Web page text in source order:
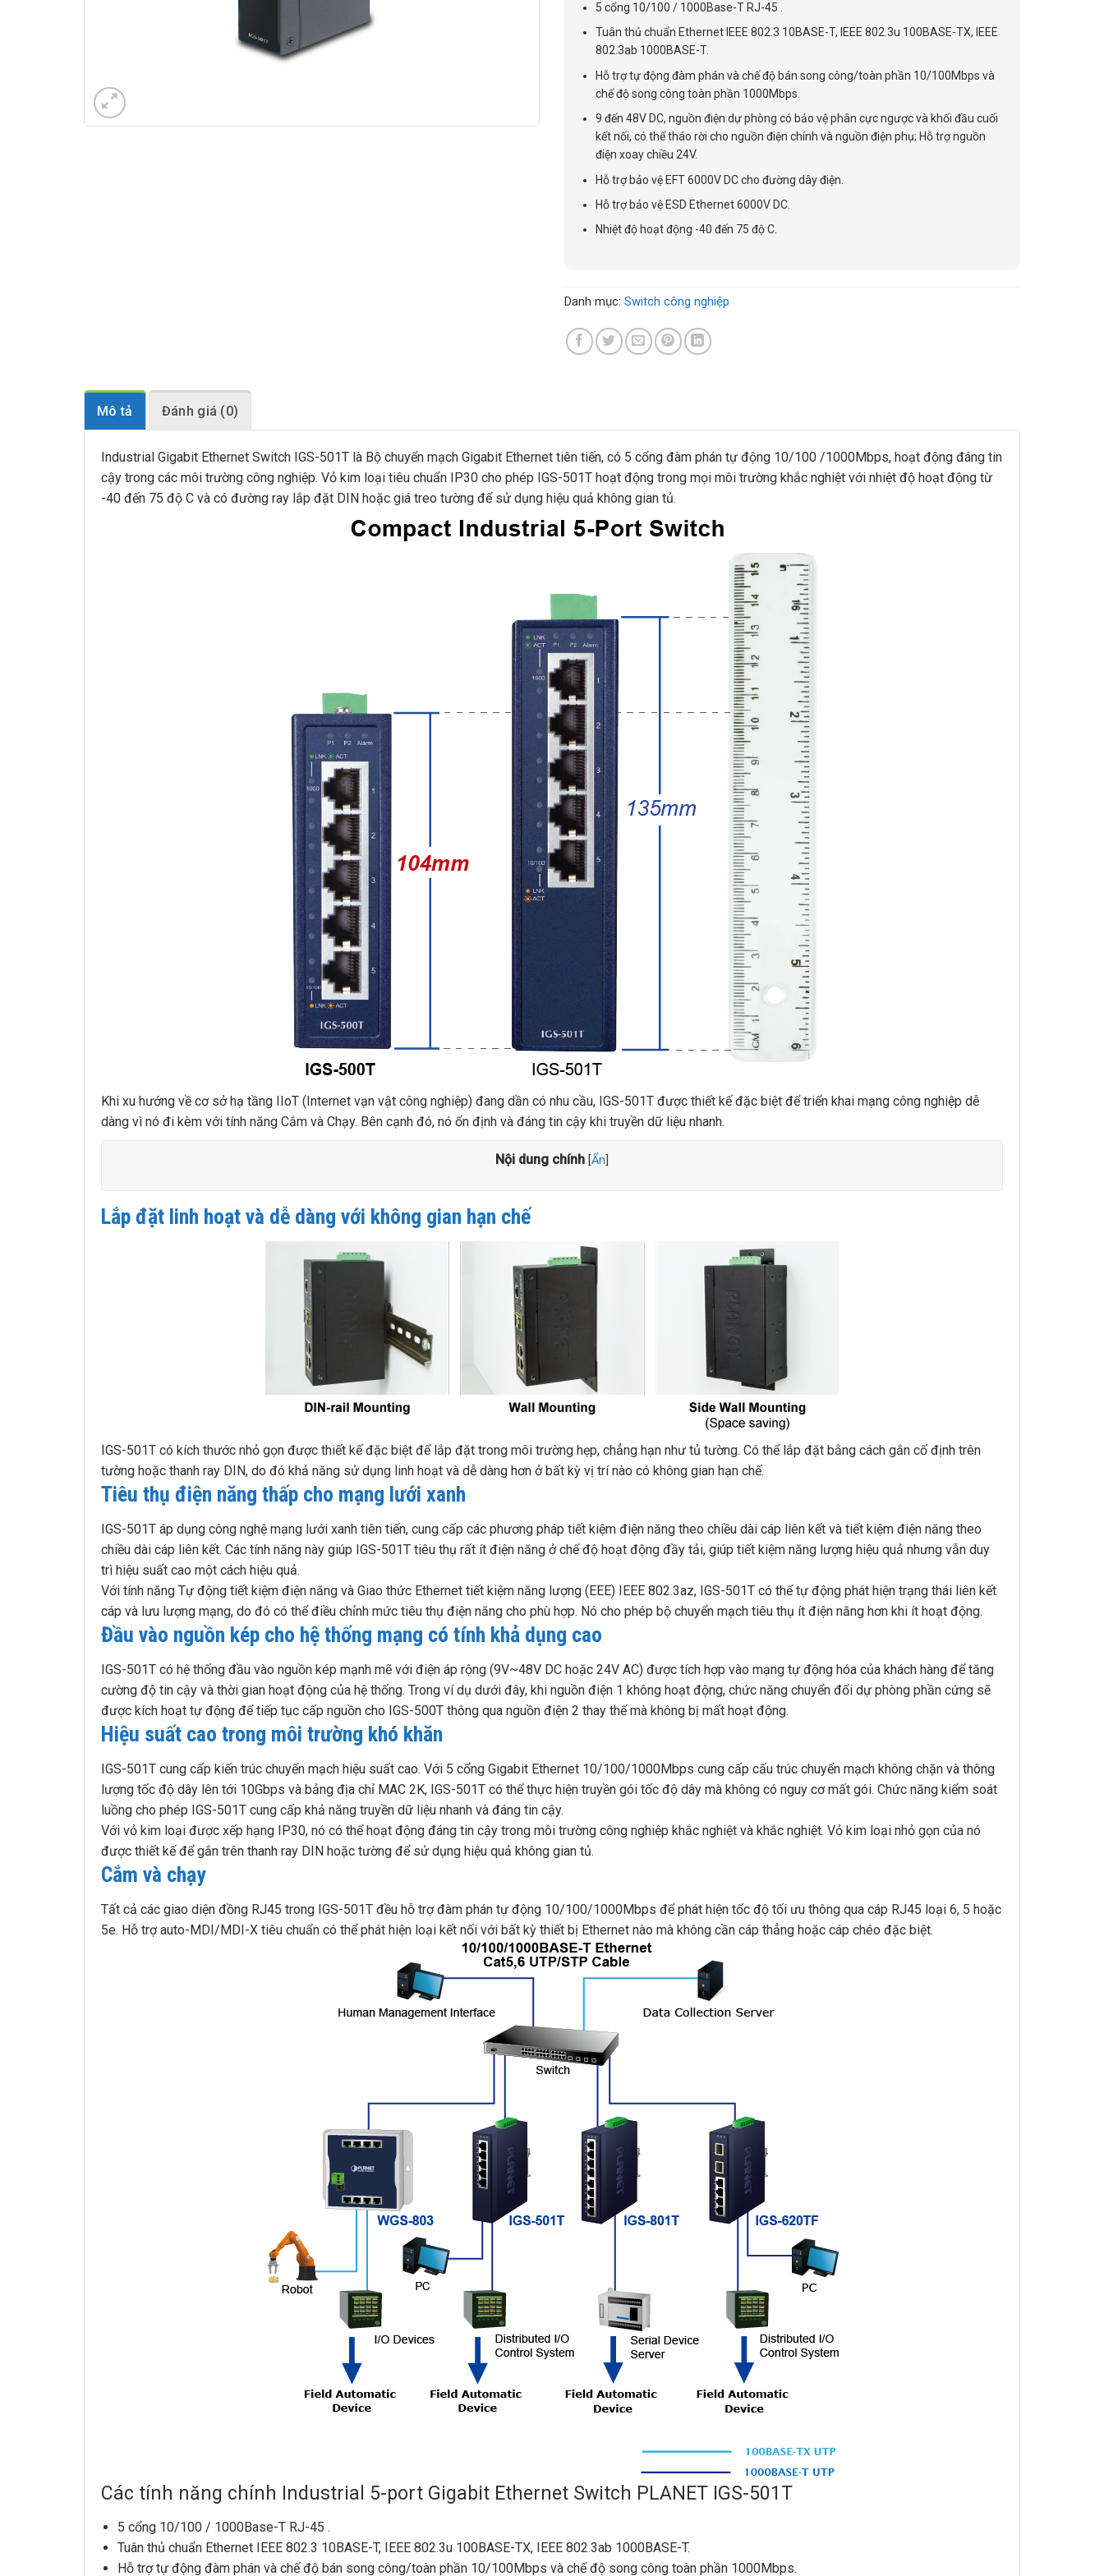
5 cổng 10/100 / 1000Base-T RJ-45 .
Tuân thủ chuẩn Ethernet IEEE 802.3 10BASE-T, IEEE 802.3u 100BASE-TX, IEEE
802.3ab 1000BASE-T.
Hỗ trợ tự động đàm phán và chế độ bán song công/toàn phần 10/100Mbps và
chế độ song công toàn phần 1000Mbps.
9 đến 48V DC, nguồn điện dự phòng có bảo vệ phân cực ngược và khối đầu cuối
kết nối, có thể tháo rời cho nguồn điện chính và nguồn điện phụ; Hỗ trợ nguồn
điện xoay chiều 24V.
Hỗ trợ bảo vệ EFT 6000V DC cho đường dây điện.
Hỗ trợ bảo vệ ESD Ethernet 6000V DC.
Nhiệt độ hoạt động -40 đến 75 độ C.
Danh mục: Switch công nghiệp
Mô tả Đánh giá (0)
Industrial Gigabit Ethernet Switch IGS-501T là Bộ chuyển mạch Gigabit Ethernet tiên tiến, có 5 cổng đàm phán tự động 10/100 /1000Mbps, hoạt động đáng tin
cậy trong các môi trường công nghiệp. Vỏ kim loại tiêu chuẩn IP30 cho phép IGS-501T hoạt động trong mọi môi trường khắc nghiệt với nhiệt độ hoạt động từ
-40 đến 75 độ C và có đường ray lắp đặt DIN hoặc giá treo tường để sử dụng hiệu quả không gian tủ.
Khi xu hướng về cơ sở hạ tầng IIoT (Internet vạn vật công nghiệp) đang dần có nhu cầu, IGS-501T được thiết kế đặc biệt để triển khai mạng công nghiệp dễ
dàng vì nó đi kèm với tính năng Cắm và Chạy. Bên cạnh đó, nó ổn định và đáng tin cậy khi truyền dữ liệu nhanh.
Nội dung chính [Ẩn
Lắp đặt linh hoạt và dễ dàng với không gian hạn chế
IGS-501T có kích thước nhỏ gọn được thiết kế đặc biệt để lắp đặt trong môi trường hẹp, chẳng hạn như tủ tường. Có thể lắp đặt bằng cách gắn cố định trên
tường hoặc thanh ray DIN, do đó khả năng sử dụng linh hoạt và dễ dàng hơn ở bất kỳ vị trí nào có không gian hạn chế.
Tiêu thụ điện năng thấp cho mạng lưới xanh
IGS-501T áp dụng công nghệ mạng lưới xanh tiên tiến, cung cấp các phương pháp tiết kiệm điện năng theo chiều dài cáp liên kết và tiết kiệm điện năng theo
chiều dài cáp liên kết. Các tính năng này giúp IGS-501T tiêu thụ rất ít điện năng ở chế độ hoạt động đầy tải, giúp tiết kiệm năng lượng hiệu quả nhưng vẫn duy
trì hiệu suất cao một cách hiệu quả.
Với tính năng Tự động tiết kiệm điện năng và Giao thức Ethernet tiết kiệm năng lượng (EEE) IEEE 802.3az, IGS-501T có thể tự động phát hiện trạng thái liên kết
cáp và lưu lượng mạng, do đó có thể điều chỉnh mức tiêu thụ điện năng cho phù hợp. Nó cho phép bộ chuyển mạch tiêu thụ ít điện năng hơn khi ít hoạt động.
Đầu vào nguồn kép cho hệ thống mạng có tính khả dụng cao
IGS-501T có hệ thống đầu vào nguồn kép mạnh mẽ với điện áp rộng (9V~48V DC hoặc 24V AC) được tích hợp vào mạng tự động hóa của khách hàng để tăng
cường độ tin cậy và thời gian hoạt động của hệ thống. Trong ví dụ dưới đây, khi nguồn điện 1 không hoạt động, chức năng chuyển đổi dự phòng phần cứng sẽ
được kích hoạt tự động để tiếp tục cấp nguồn cho IGS-500T thông qua nguồn điện 2 thay thế mà không bị mất hoạt động.
Hiệu suất cao trong môi trường khó khăn
IGS-501T cung cấp kiến ​​trúc chuyển mạch hiệu suất cao. Với 5 cổng Gigabit Ethernet 10/100/1000Mbps cung cấp cấu trúc chuyển mạch không chặn và thông
lượng tốc độ dây lên tới 10Gbps và bảng địa chỉ MAC 2K, IGS-501T có thể thực hiện truyền gói tốc độ dây mà không có nguy cơ mất gói. Chức năng kiểm soát
luồng cho phép IGS-501T cung cấp khả năng truyền dữ liệu nhanh và đáng tin cậy.
Với vỏ kim loại được xếp hạng IP30, nó có thể hoạt động đáng tin cậy trong môi trường công nghiệp khắc nghiệt và khắc nghiệt. Vỏ kim loại nhỏ gọn của nó
được thiết kế để gắn trên thanh ray DIN hoặc tường để sử dụng hiệu quả không gian tủ.
Cắm và chạy
Tất cả các giao diện đồng RJ45 trong IGS-501T đều hỗ trợ đàm phán tự động 10/100/1000Mbps để phát hiện tốc độ tối ưu thông qua cáp RJ45 loại 6, 5 hoặc
5e. Hỗ trợ auto-MDI/MDI-X tiêu chuẩn có thể phát hiện loại kết nối với bất kỳ thiết bị Ethernet nào mà không cần cáp thẳng hoặc cáp chéo đặc biệt.
Các tính năng chính Industrial 5-port Gigabit Ethernet Switch PLANET IGS-501T
5 cổng 10/100 / 1000Base-T RJ-45 .
Tuân thủ chuẩn Ethernet IEEE 802.3 10BASE-T, IEEE 802.3u 100BASE-TX, IEEE 802.3ab 1000BASE-T.
Hỗ trợ tự động đàm phán và chế độ bán song công/toàn phần 10/100Mbps và chế độ song công toàn phần 1000Mbps.